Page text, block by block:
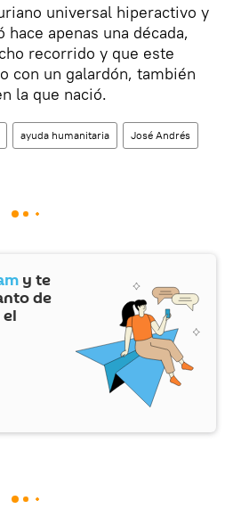
universal hiperactivo y
apenas una década,
recorrido y que este
con un galardón, también
la que nació.
ayuda humanitaria José Andrés
y te
de